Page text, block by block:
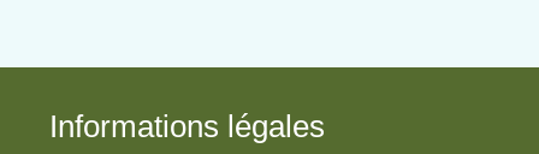
Informations légales